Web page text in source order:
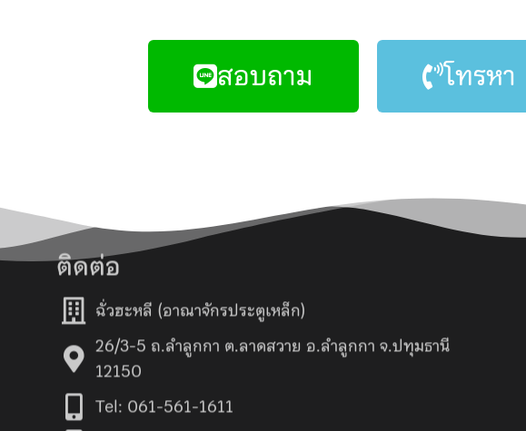
สอบถาม โทรหา
ติดต่อ
ฉั่วฮะหลี (อาณาจักรประตูเหล็ก)
26/3-5 ถ.ลำลูกกา ต.ลาดสวาย อ.ลำลูกกา จ.ปทุมธานี
12150
Tel: 061-561-1611